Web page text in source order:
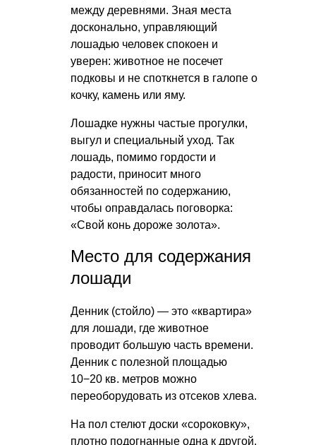
между деревнями. Зная места
досконально, управляющий
лошадью человек спокоен и
уверен: животное не посечет
подковы и не споткнется в галопе о
кочку, камень или яму.
Лошадке нужны частые прогулки,
выгул и специальный уход. Так
лошадь, помимо гордости и
радости, приносит много
обязанностей по содержанию,
чтобы оправдалась поговорка:
«Свой конь дороже золота».
Место для содержания
лошади
Денник (стойло) — это «квартира»
для лошади, где животное
проводит большую часть времени.
Денник с полезной площадью
10−20 кв. метров можно
переоборудовать из отсеков хлева.
На пол стелют доски «сороковку»,
плотно подогнанные одна к другой,